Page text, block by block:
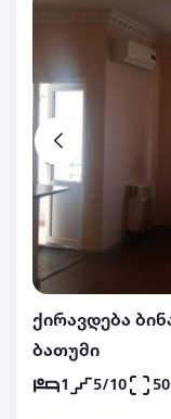
ქირავდება
ბათუმი
1 5/10